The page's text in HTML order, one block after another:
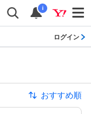
i
ログイン
おすすめ順